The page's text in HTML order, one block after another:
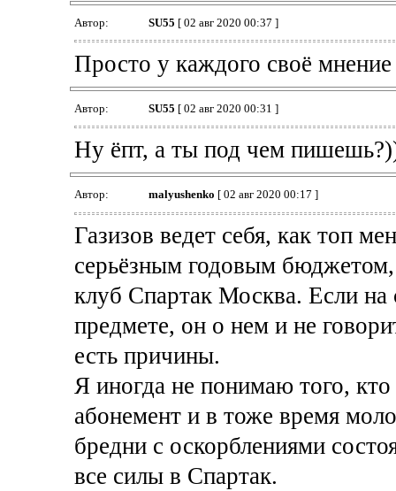
Автор: SU55 [ 02 авг 2020 00:37 ]
Просто у каждого своë
Автор: SU55 [ 02 авг 2020 00:31 ]
Ну ëпт, а ты под чем
Автор: malyushenko [ 02 авг 2020 00:17 ]
Газизов ведет себя, как топ
серьёзным годовым бюджетом,
клуб Спартак Москва. Если на
предмете, он о нем и не
есть причины.
Я иногда не понимаю того, кто
абонемент и в тоже время
бредни с оскорблениями
все силы в Спартак.